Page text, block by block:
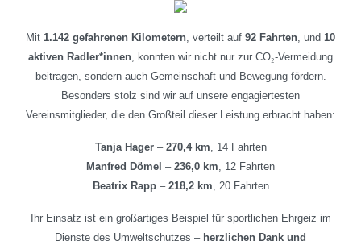
Mit 1.142 gefahrenen Kilometern, verteilt auf 92 Fahrten, und 10
aktiven Radler*innen, konnten wir nicht nur zur CO₂-Vermeidung
beitragen, sondern auch Gemeinschaft und Bewegung fördern.
Besonders stolz sind wir auf unsere engagiertesten
Vereinsmitglieder, die den Großteil dieser Leistung erbracht haben:
Tanja Hager– 270,4 km, 14 Fahrten
Manfred Dömel – 236,0 km, 12 Fahrten
Beatrix Rapp– 218,2 km, 20 Fahrten
Ihr Einsatz ist ein großartiges Beispiel für sportlichen Ehrgeiz im
Dienste des Umweltschutzes – herzlichen Dank und